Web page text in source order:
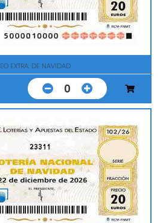
EXTRA. DE NAVIDAD
0
23311